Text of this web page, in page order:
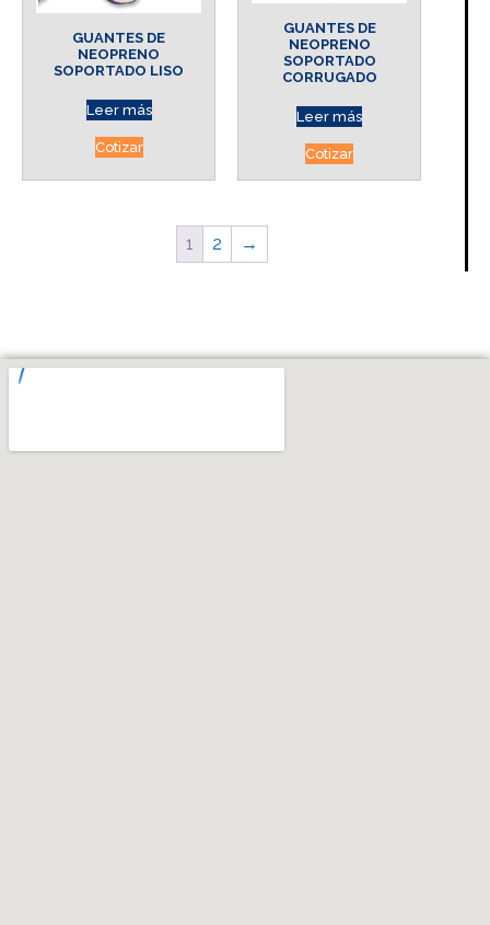
GUANTES DE
NEOPRENO
SOPORTADO LISO
Leer más
Cotizar
GUANTES DE
NEOPRENO
SOPORTADO
CORRUGADO
Leer más
Cotizar
1 2 →